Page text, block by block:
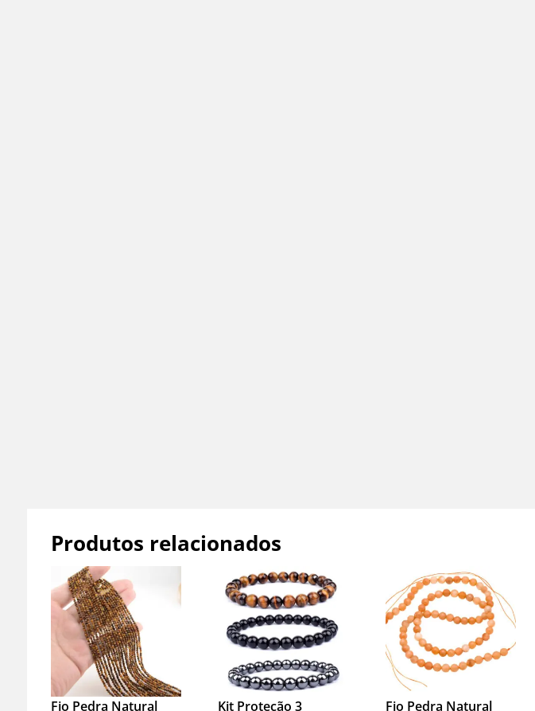
Produtos relacionados
Fio Pedra Natural
Kit Proteção 3
Fio Pedra Natural